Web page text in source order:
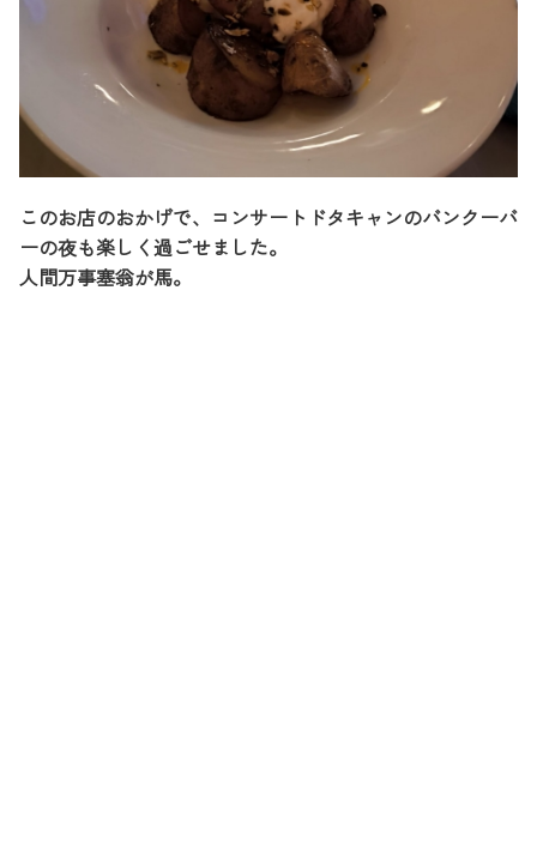
このお店のおかげで、コンサートドタキャンのバンクーバ
ーの夜も楽しく過ごせました。
人間万事塞翁が馬。